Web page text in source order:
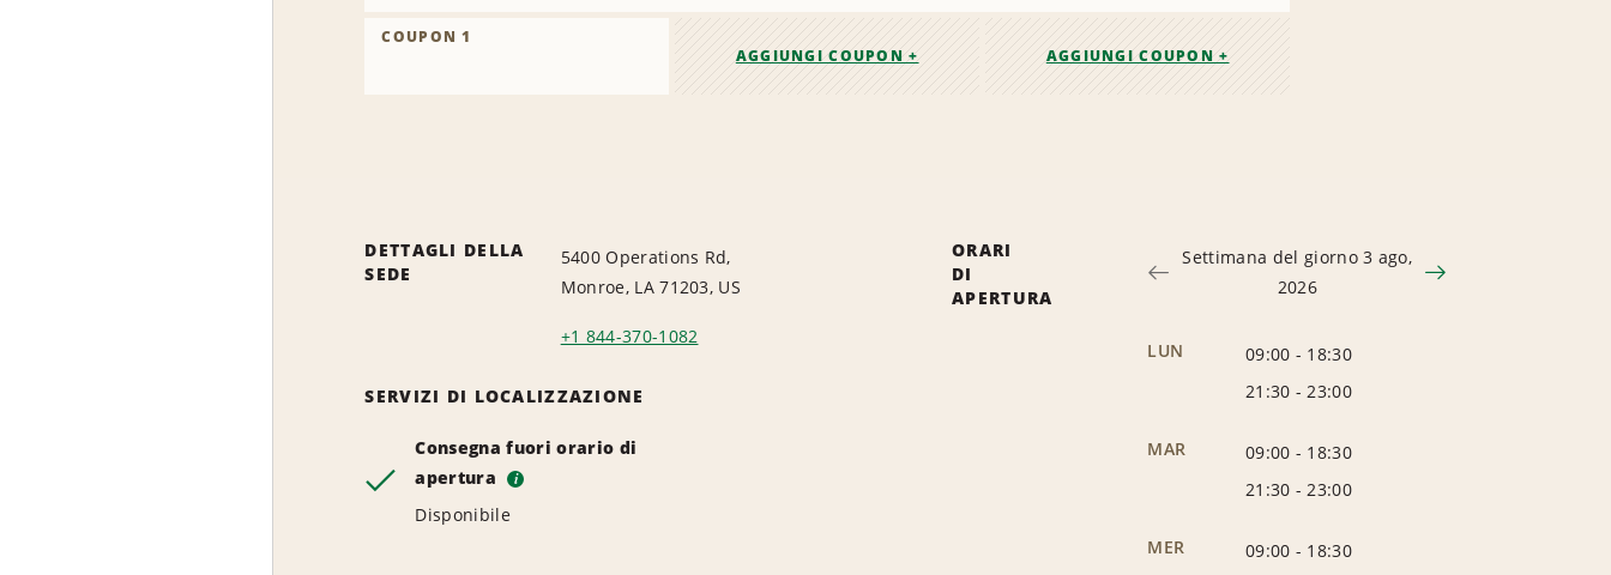
COUPON 1
AGGIUNGI COUPON +
AGGIUNGI COUPON +
DETTAGLI DELLA
SEDE
5400 Operations Rd,
Monroe, LA 71203, US
+1 844-370-1082
SERVIZI DI LOCALIZZAZIONE
Consegna fuori orario di
apertura
i
Disponibile
ORARI
DI
APERTURA
Settimana del giorno 3 ago,
2026
LUN 09:00 - 18:30
21:30 -23:00
MAR 09:00 - 18:30
21:30 -23:00
MER 09:00 - 18:30